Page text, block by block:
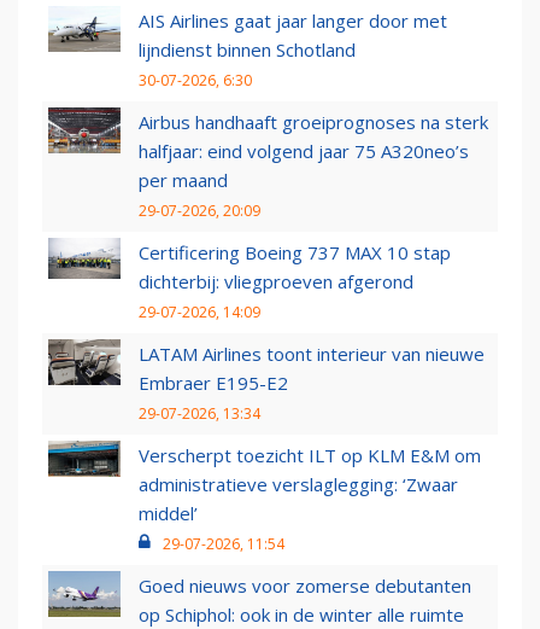
AIS Airlines gaat jaar langer door met
lijndienst binnen Schotland
30-07-2026, 6:30
Airbus handhaaft groeiprognoses na sterk
halfjaar: eind volgend jaar 75 A320neo’s
per maand
29-07-2026, 20:09
Certificering Boeing 737 MAX 10 stap
dichterbij: vliegproeven afgerond
29-07-2026, 14:09
LATAM Airlines toont interieur van nieuwe
Embraer E195-E2
29-07-2026, 13:34
Verscherpt toezicht ILT op KLM E&M om
administratieve verslaglegging: ‘Zwaar
middel’
29-07-2026, 11:54
Goed nieuws voor zomerse debutanten
op Schiphol: ook in de winter alle ruimte